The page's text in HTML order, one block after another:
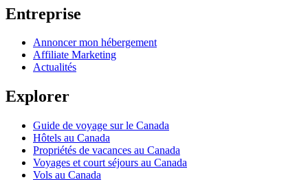
Entreprise
Annoncer mon hébergement
Affiliate Marketing
Actualités
Explorer
Guide de voyage sur le Canada
Hôtels au Canada
Propriétés de vacances au Canada
Voyages et court séjours au Canada
Vols au Canada